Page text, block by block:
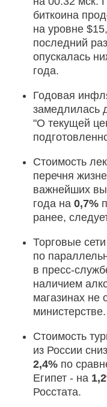
биткоина
на уровне
последний
опускалась
года.
Годовая
замедлилась
"О текущей
Стоимость
перечня
важнейших
года на 0,7%
ранее,
Торговые
по
в пресс-
наличием
магазинах не
министерстве.
Стоимость
из России
2,4% по
Египет - на
Росстата.